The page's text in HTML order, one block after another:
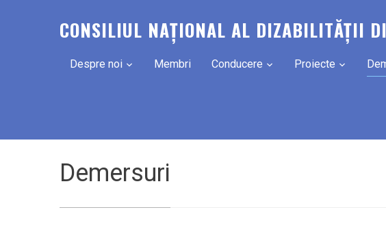
CONSILIUL NAȚIONAL AL DIZABILITĂȚII
Despre noi Membri Conducere Proiecte
Demersuri